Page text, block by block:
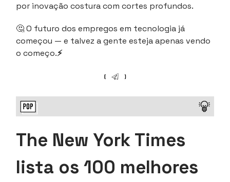
por inovação costura com cortes profundos.
🤔 O futuro dos empregos em tecnologia já
começou — e talvez a gente esteja apenas vendo
o começo.⚡
The New York Times
lista os 100 melhores